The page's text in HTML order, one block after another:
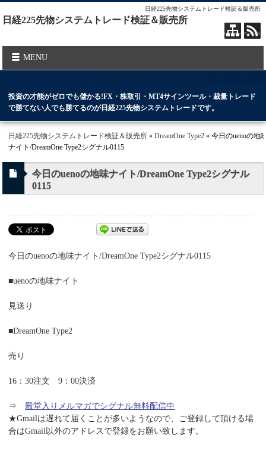
日経225先物システムトレード検証＆販売所
日経225先物システムトレード検証＆販売所
MENU
投資の才能がゼロでも儲かる!FX・株取引・MT4サインツール・裁量トレード
で勝てない人でも勝てるのが日経225先物システムトレードです。
日経225先物システムトレード検証＆販売所 »DreamOne Type2 » 今日のuenoの地
ナイト/DreamOne Type2シグナル0115
今日のuenoの地味ナイト/DreamOne Type2シグナル
0115
今日のuenoの地味ナイト/DreamOne Type2シグナル0115
■uenoの地味ナイト
見送り
■DreamOne Type2
売り
16：30注文 9：00決済
⇒ 殿堂入りメルマガでシグナル無料配信中
★Gmailは遅れて届くことが多いようなので、ご登録して頂ける場
合はGmail以外のアドレスで登録をお願い致します。